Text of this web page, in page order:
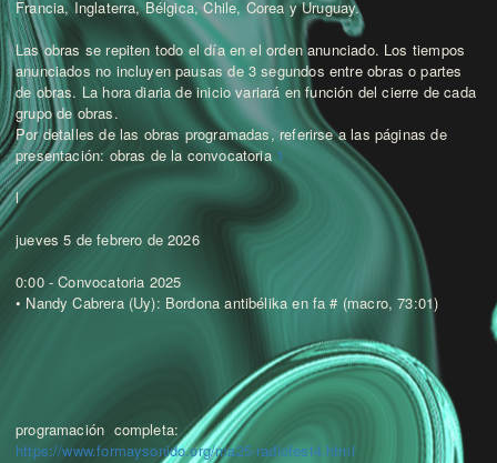
Francia, Inglaterra, Bélgica, Chile, Corea y Uruguay.
Las obras se repiten todo el día en el orden anunciado. Los tiempos
anunciados no incluyen pausas de 3 segundos entre obras o partes
de obras. La hora diaria de inicio variará en función del cierre de cada
grupo de obras.
Por detalles de las obras programadas, referirse a las páginas de
presentación: obras de la convocatoria 1
l
jueves 5 de febrero de 2026
0:00 - Convocatoria 2025
• Nandy Cabrera (Uy): Bordona antibélika en fa # (macro, 73:01)
programación completa:
https://www.formaysonido.org/ma25-radiofest4.html